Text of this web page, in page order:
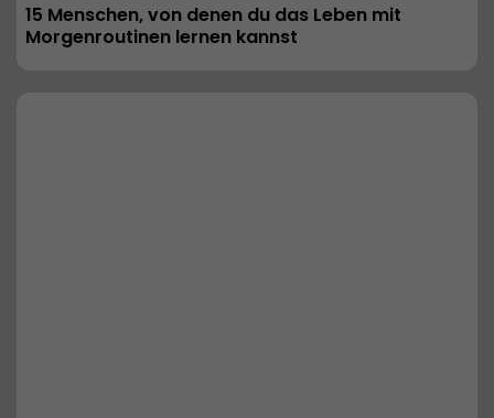
15 Menschen, von denen du das Leben mit
Morgenroutinen lernen kannst